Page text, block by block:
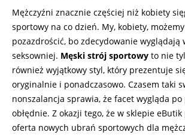
Mężczyźni znacznie częściej niż kobiety
sportowy na co dzień. My, kobiety,
pozazdrościć, bo zdecydowanie wyglądają
seksowniej. Męski strój sportowy to nie
również wyjątkowy styl, który prezentuje
oryginalnie i ponadczasowo. Czasem taki
nonszalancja sprawia, że facet wygląda
obłędnie. Z okazji tego, że w sklepie eButik
oferta nowych ubrań sportowych dla